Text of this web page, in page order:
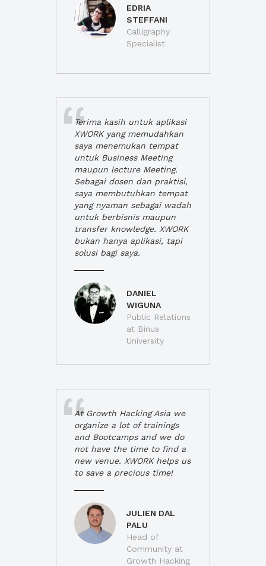
EDRIA
STEFFANI
Calligraphy
Specialist
Terima kasih untuk aplikasi
XWORK yang memudahkan
saya menemukan tempat
untuk Business Meeting
maupun lecture Meeting.
Sebagai dosen dan praktisi,
saya membutuhkan tempat
yang nyaman sebagai wadah
untuk berbisnis maupun
transfer knowledge. XWORK
bukan hanya aplikasi, tapi
solusi bagi saya.
DANIEL
WIGUNA
Public Relations
at Binus
University
At Growth Hacking Asia we
organize a lot of trainings
and Bootcamps and we do
not have the time to find a
new venue. XWORK helps us
to save a precious time!
JULIEN DAL
PALU
Head of
Community at
Growth Hacking